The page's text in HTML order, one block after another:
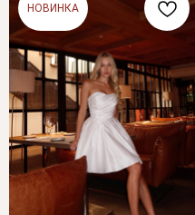
НОВИНКА